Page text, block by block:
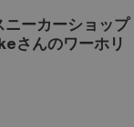
ニーカーショップ
さんのワーホリ